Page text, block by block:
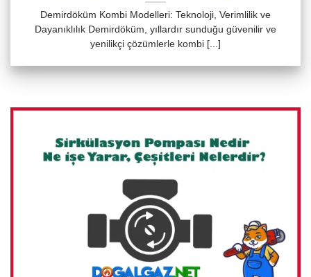
Demirdöküm Kombi Modelleri: Teknoloji, Verimlilik ve
Dayanıklılık Demirdöküm, yıllardır sunduğu güvenilir ve
yenilikçi çözümlerle kombi [...]